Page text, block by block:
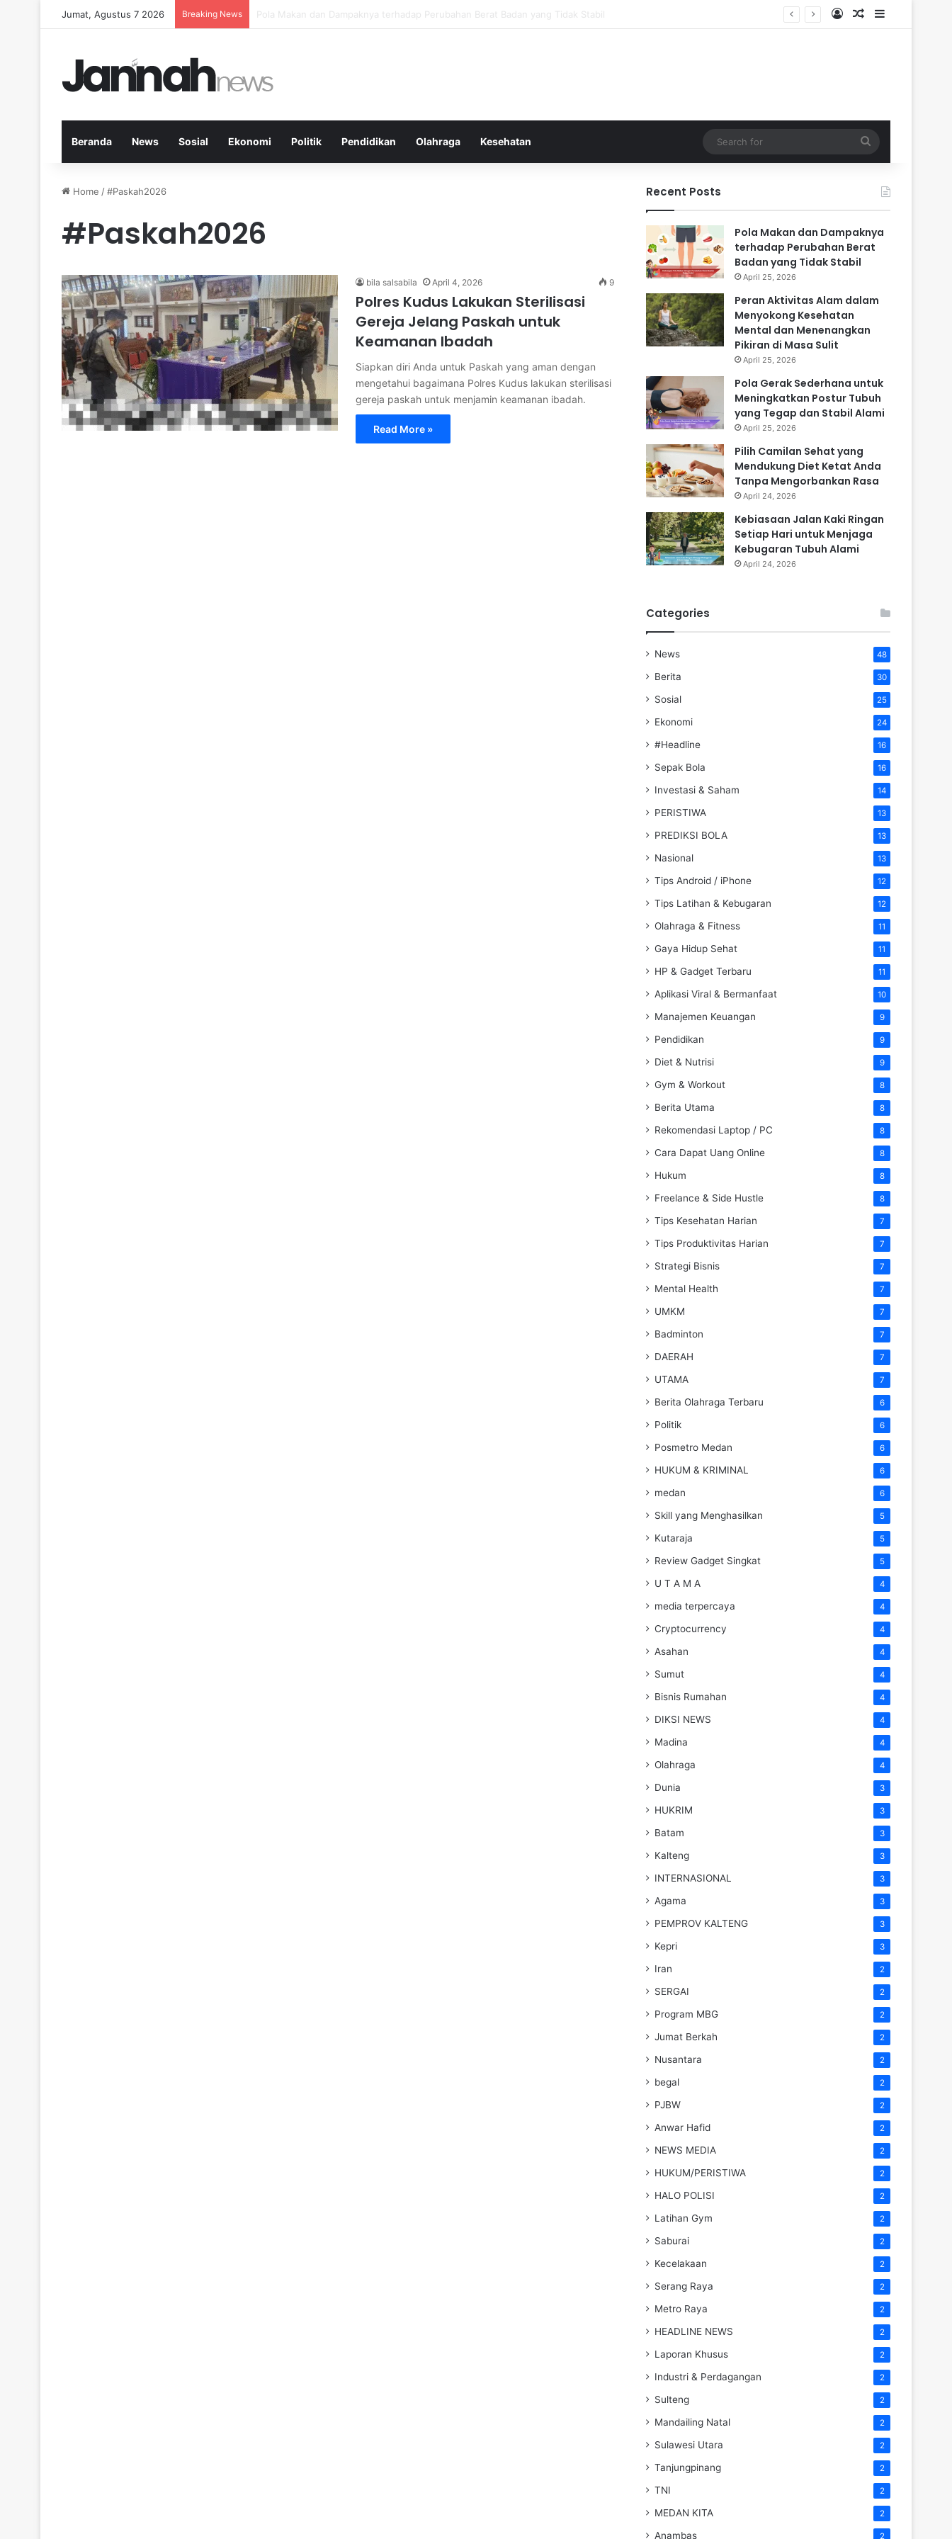
Jumat, Agustus 7 2026 Breaking News Peran Aktivitas Alam dalam Menyokong Kesehatan Mental dan Menenangkan Pikiran di Masa Sulit Log InRandom Article
Sidebar
Beranda News Sosial Ekonomi Politik Pendidikan Olahraga Kesehatan
for
Home /#Paskah2026
#Paskah2026
bila salsabila April 4, 2026 9
Polres Kudus Lakukan Sterilisasi
Gereja Jelang Paskah untuk
Keamanan Ibadah
Siapkan diri Anda untuk Paskah yang aman dengan
mengetahui bagaimana Polres Kudus lakukan sterilisasi
gereja paskah untuk menjamin keamanan ibadah.
Read More »
Recent Posts
Pola Makan dan Dampaknya
terhadap Perubahan Berat
Badan yang Tidak Stabil
April 25, 2026
Peran Aktivitas Alam dalam
Menyokong Kesehatan
Mental dan Menenangkan
Pikiran di Masa Sulit
April 25, 2026
Pola Gerak Sederhana untuk
Meningkatkan Postur Tubuh
yang Tegap dan Stabil Alami
April 25, 2026
Pilih Camilan Sehat yang
Mendukung Diet Ketat Anda
Tanpa Mengorbankan Rasa
April 24, 2026
Kebiasaan Jalan Kaki Ringan
Setiap Hari untuk Menjaga
Kebugaran Tubuh Alami
April 24, 2026
Categories
News 48
Berita 30
Sosial 25
Ekonomi 24
#Headline 16
Sepak Bola 16
Investasi & Saham 14
PERISTIWA 13
PREDIKSI BOLA 13
Nasional 13
Tips Android / iPhone 12
Tips Latihan & Kebugaran 12
Olahraga & Fitness 11
Gaya Hidup Sehat 11
HP & Gadget Terbaru 11
Aplikasi Viral & Bermanfaat 10
Manajemen Keuangan 9
Pendidikan 9
Diet & Nutrisi 9
Gym & Workout 8
Berita Utama 8
Rekomendasi Laptop / PC 8
Cara Dapat Uang Online 8
Hukum 8
Freelance & Side Hustle 8
Tips Kesehatan Harian 7
Tips Produktivitas Harian 7
Strategi Bisnis 7
Mental Health 7
UMKM 7
Badminton 7
DAERAH 7
UTAMA 7
Berita Olahraga Terbaru 6
Politik 6
Posmetro Medan 6
HUKUM & KRIMINAL 6
medan 6
Skill yang Menghasilkan 5
Kutaraja 5
Review Gadget Singkat 5
U T A M A 4
media terpercaya 4
Cryptocurrency 4
Asahan 4
Sumut 4
Bisnis Rumahan 4
DIKSI NEWS 4
Madina 4
Olahraga 4
Dunia 3
HUKRIM 3
Batam 3
Kalteng 3
INTERNASIONAL 3
Agama 3
PEMPROV KALTENG 3
Kepri 3
Iran 2
SERGAI 2
Program MBG 2
Jumat Berkah 2
Nusantara 2
begal 2
PJBW 2
Anwar Hafid 2
NEWS MEDIA 2
HUKUM/PERISTIWA 2
HALO POLISI 2
Latihan Gym 2
Saburai 2
Kecelakaan 2
Serang Raya 2
Metro Raya 2
HEADLINE NEWS 2
Laporan Khusus 2
Industri & Perdagangan 2
Sulteng 2
Mandailing Natal 2
Sulawesi Utara 2
Tanjungpinang 2
TNI 2
MEDAN KITA 2
Anambas 2